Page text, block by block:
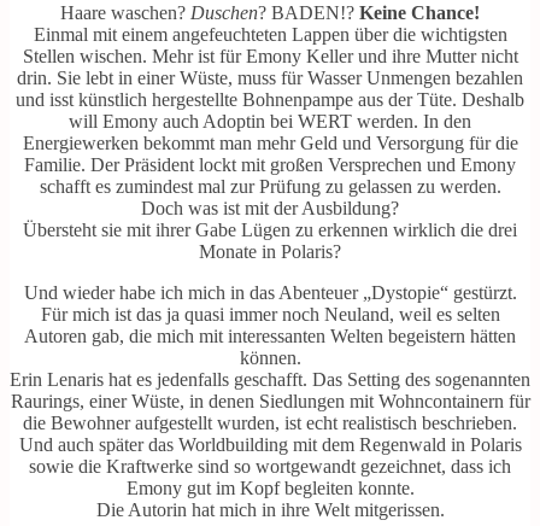
Haare waschen? Duschen? BADEN!? Keine Chance!
Einmal mit einem angefeuchteten Lappen über die wichtigsten
Stellen wischen. Mehr ist für Emony Keller und ihre Mutter nicht
drin. Sie lebt in einer Wüste, muss für Wasser Unmengen bezahlen
und isst künstlich hergestellte Bohnenpampe aus der Tüte. Deshalb
will Emony auch Adoptin bei WERT werden. In den
Energiewerken bekommt man mehr Geld und Versorgung für die
Familie. Der Präsident lockt mit großen Versprechen und Emony
schafft es zumindest mal zur Prüfung zu gelassen zu werden.
Doch was ist mit der Ausbildung?
Übersteht sie mit ihrer Gabe Lügen zu erkennen wirklich die drei
Monate in Polaris?
Und wieder habe ich mich in das Abenteuer „Dystopie“ gestürzt.
Für mich ist das ja quasi immer noch Neuland, weil es selten
Autoren gab, die mich mit interessanten Welten begeistern hätten
können.
Erin Lenaris hat es jedenfalls geschafft. Das Setting des sogenannten
Raurings, einer Wüste, in denen Siedlungen mit Wohncontainern für
die Bewohner aufgestellt wurden, ist echt realistisch beschrieben.
Und auch später das Worldbuilding mit dem Regenwald in Polaris
sowie die Kraftwerke sind so wortgewandt gezeichnet, dass ich
Emony gut im Kopf begleiten konnte.
Die Autorin hat mich in ihre Welt mitgerissen.